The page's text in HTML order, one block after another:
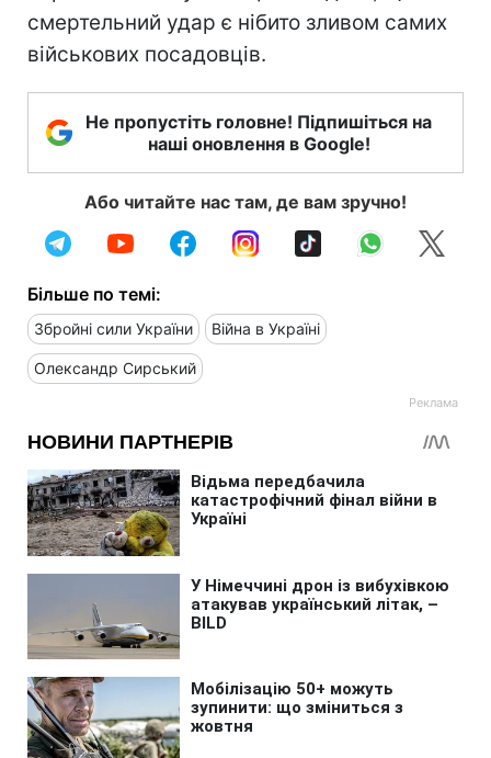
смертельний удар є нібито зливом самих
військових посадовців.
Не пропустіть головне! Підпишіться на
наші оновлення в Google!
Або читайте нас там, де вам зручно!
Більше по темі:
Збройні сили України Війна в Україні
Олександр Сирський